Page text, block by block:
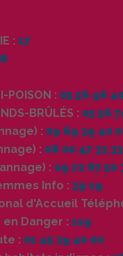
: 17
POISON : 05 56 96
BRÛLÉS : 05 56
: 09 69 39 40
: 08 00 47 33 33
: 09 72 67 50
Info : 39 19
d'Accueil
Danger : 119
: 01 45 39 40 00